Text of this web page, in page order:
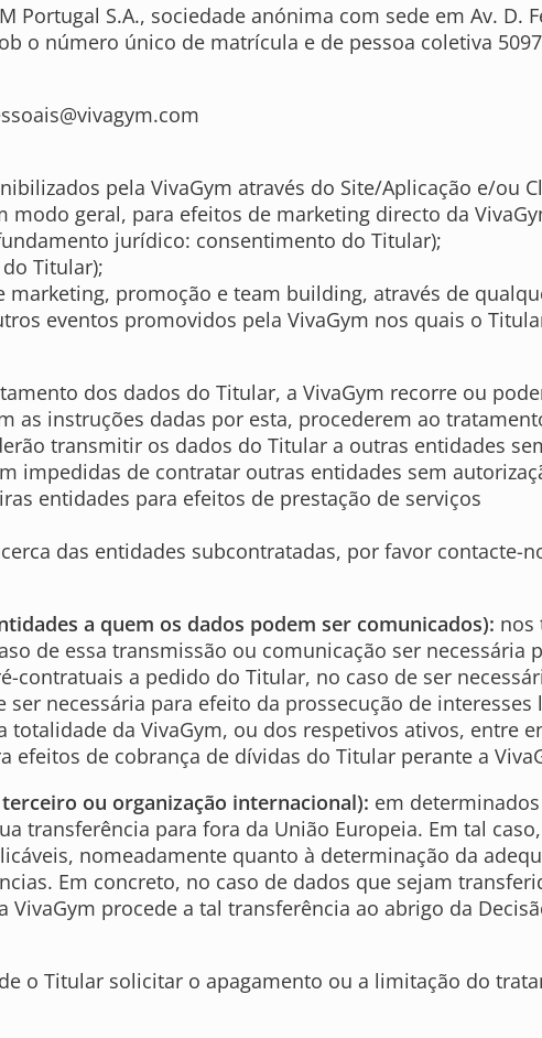
Portugal S.A., sociedade anónima com sede em Av. D.
o número único de matrícula e de pessoa coletiva
pela VivaGym através do Site/Aplicação e/ou
geral, para efeitos de marketing directo da
jurídico: consentimento do Titular);
Titular);
promoção e team building, através de
eventos promovidos pela VivaGym nos quais o
dos dados do Titular, a VivaGym recorre ou
as instruções dadas por esta, procederem ao
transmitir os dados do Titular a outras entidades
impedidas de contratar outras entidades sem
entidades para efeitos de prestação de serviços
das entidades subcontratadas, por favor contacte-
a quem os dados podem ser comunicados): nos
de essa transmissão ou comunicação ser necessária
contratuais a pedido do Titular, no caso de ser
necessária para efeito da prossecução de
da VivaGym, ou dos respetivos ativos, entre
efeitos de cobrança de dívidas do Titular perante a
ou organização internacional): em
transferência para fora da União Europeia. Em tal
nomeadamente quanto à determinação da
Em concreto, no caso de dados que sejam
procede a tal transferência ao abrigo da
o Titular solicitar o apagamento ou a limitação do